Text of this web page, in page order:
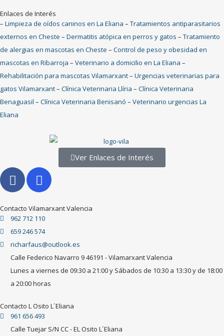
Enlaces de Interés
– Limpieza de oídos caninos en La Eliana – Tratamientos antiparasitarios
externos en Cheste – Dermatitis atópica en perros y gatos – Tratamiento
de alergias en mascotas en Cheste – Control de peso y obesidad en
mascotas en Ribarroja – Veterinario a domicilio en La Eliana –
Rehabilitación para mascotas Vilamarxant– Urgencias veterinarias para
gatos Vilamarxant– Clínica Veterinaria Llíria – Clínica Veterinaria
Benaguasil – Clínica Veterinaria Benisanó – Veterinario urgencias La
Eliana
Ver Enlaces de Interés
Contacto Vilamarxant Valencia
962 712 110
659 246 574
richarfaus@outlook.es
Calle Federico Navarro 9 46191 - Vilamarxant Valencia
Lunes a viernes de 09:30 a 21:00 y Sábados de 10:30 a 13:30 y de 18:00
a 20:00 horas
Contacto L Osito L´Eliana
961 656 493
Calle Tuejar S/N CC - EL Osito L´Eliana